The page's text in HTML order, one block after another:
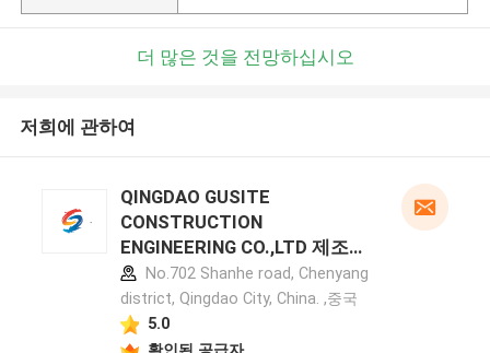
더 많은 것을 전망하십시오
저희에 관하여
QINGDAO GUSITE
CONSTRUCTION
ENGINEERING CO.,LTD 제조업
체 프로필
No.702 Shanhe road, Chenyang
district, Qingdao City, China. ,중국
5.0